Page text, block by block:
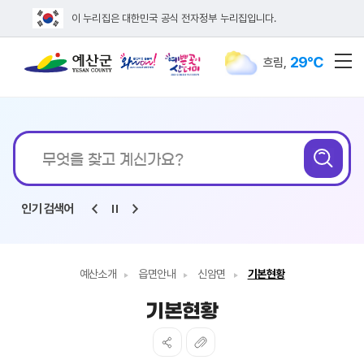
이 누리집은 대한민국 공식 전자정부 누리집입니다.
흐림, 29℃
통합검색
찾고
계신가요?
검
인기 검색어
예산소개 읍면안내 신암면 기본현황
기본현황